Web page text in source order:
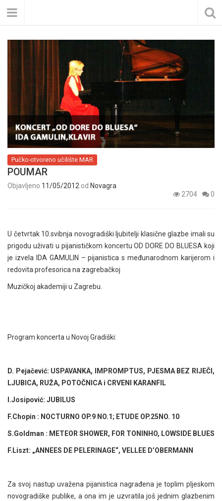
Pučko-otvoreno učilište MAR
POUMAR
Objavljeno 11/05/2012 od Novagra
2704
0
U četvrtak 10.svibnja novogradiški ljubitelji klasične glazbe imali su
prigodu uživati u pijanističkom koncertu OD DORE DO BLUESA koji
je izvela IDA GAMULIN – pijanistica s međunarodnom karijerom i
redovita profesorica na zagrebačkoj
Muzičkoj akademiji u Zagrebu.
Program koncerta u Novoj Gradiški:
D. Pejačević: USPAVANKA, IMPROMPTUS, PJESMA BEZ RIJEČI,
LJUBICA, RUŽA, POTOČNICA i CRVENI KARANFIL
I.Josipović: JUBILUS
F.Chopin : NOCTURNO OP.9 NO.1; ETUDE OP.25NO. 10
S.Goldman : METEOR SHOWER, FOR TONINHO, LOWSIDE BLUES
F.Liszt: „ANNEES DE PELERINAGE“, VELLEE D’OBERMANN
Za svoj nastup uvažena pijanistica nagrađena je toplim pljeskom
novogradiške publike, a ona im je uzvratila još jednim glazbenim